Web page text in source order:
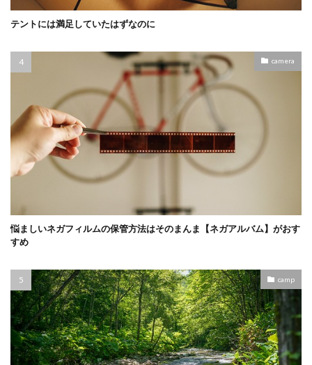
テントには満足していたはずなのに
camera
悩ましいネガフィルムの保管方法はそのまんま【ネガアルバム】がおす
すめ
camp